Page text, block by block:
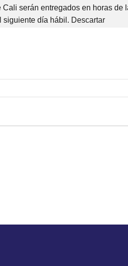
serán entregados en horas
siguiente día hábil. Descartar